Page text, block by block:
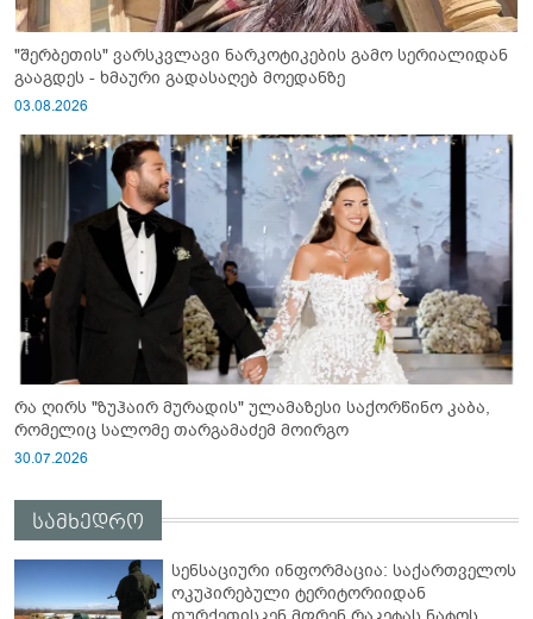
"შერბეთის" ვარსკვლავი ნარკოტიკების გამო სერიალიდან
გააგდეს - ხმაური გადასაღებ მოედანზე
03.08.2026
რა ღირს "ზუჰაირ მურადის" ულამაზესი საქორწინო კაბა,
რომელიც სალომე თარგამაძემ მოირგო
30.07.2026
სამხედრო
სენსაციური ინფორმაცია: საქართველოს
ოკუპირებული ტერიტორიიდან